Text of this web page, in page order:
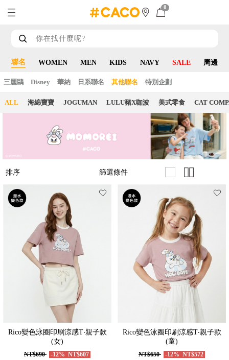
0
聯名 WOMEN MEN KIDS NAVY SALE 周邊
三麗鷗 Disney 華納 日系聯名 其他聯名 特別企劃
ALL 海綿寶寶 JOGUMAN LULU豬X咖波 美式零食 CAT
排序 篩選條件
Rico變色泳圈印刷涼感T‧親子款
(女)
NT$690 -12% NT$607
Rico變色泳圈印刷涼感T‧親子款
(童)
NT$650 -12% NT$572